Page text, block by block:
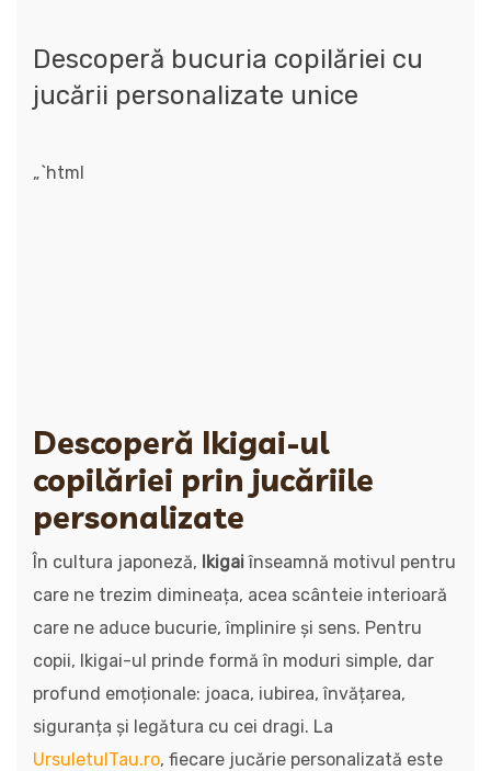
Descoperă bucuria copilăriei cu
jucării personalizate unice
„`html
Descoperă Ikigai-ul
copilăriei prin jucăriile
personalizate
În cultura japoneză, Ikigaiînseamnă motivul pentru
care ne trezim dimineața, acea scânteie interioară
care ne aduce bucurie, împlinire și sens. Pentru
copii, Ikigai-ul prinde formă în moduri simple, dar
profund emoționale: joaca, iubirea, învățarea,
siguranța și legătura cu cei dragi. La
UrsuletulTau.ro, fiecare jucărie personalizată este